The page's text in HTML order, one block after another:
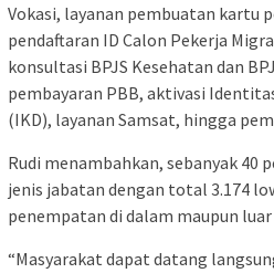
Vokasi, layanan pembuatan kartu
pendaftaran ID Calon Pekerja
konsultasi BPJS Kesehatan dan
pembayaran PBB, aktivasi
(IKD), layanan Samsat, hingga
Rudi menambahkan, sebanyak 40
jenis jabatan dengan total 3.174
penempatan di dalam maupun
“Masyarakat dapat datang